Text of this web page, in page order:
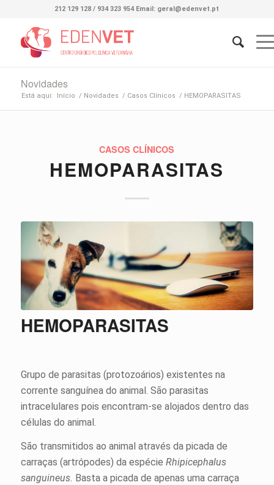
212 129 128 / 934 323 954 Email: geral@edenvet.pt
Novidades
Está aqui: Início / Novidades / Casos Clínicos / HEMOPARASITAS
CASOS CLÍNICOS
HEMOPARASITAS
HEMOPARASITAS
Grupo de parasitas (protozoários) existentes na
corrente sanguínea do animal. São parasitas
intracelulares pois encontram-se alojados dentro das
células do animal.
São transmitidos ao animal através da picada de
carraças (artrópodes) da espécie Rhipicephalus
sanguineus. Basta a picada de apenas uma carraça